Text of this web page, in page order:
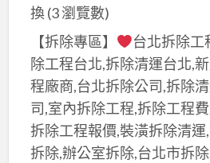
換(3 瀏覽數)
【拆除專區】
台北拆除工
除工程台北,拆除清運台北,
程廠商,台北拆除公司,拆除
司,室內拆除工程,拆除工程
拆除工程報價,裝潢拆除清
拆除,辦公室拆除,台北市拆